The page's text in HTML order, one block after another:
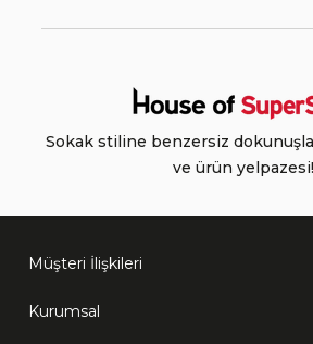
Sokak stiline benzersiz
ve ürün yelpazesi!
Müşteri İlişkileri
Kurumsal